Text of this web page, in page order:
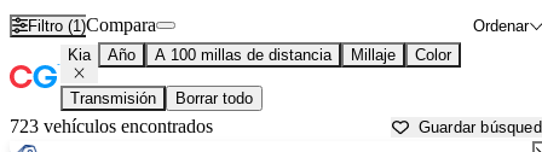
Filtro (1) Ordenar
Compara
Kia Año A 100 millas de distancia Millaje Color
Transmisión Borrar todo
723 vehículos encontrados Guardar